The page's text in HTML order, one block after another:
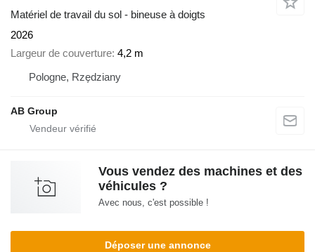
Matériel de travail du sol - bineuse à doigts
2026
Largeur de couverture 4,2 m
Pologne, Rzędziany
AB Group
Vous vendez des machines et des
véhicules ?
Avec nous, c'est possible !
Déposer une annonce